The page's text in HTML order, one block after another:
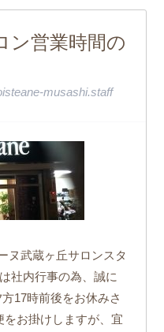
ン営業時間の
musashi.staff
ヌ武蔵ヶ丘サロンスタ
社内行事の為、誠に
17時前後をお休みさ
お掛けしますが、宜